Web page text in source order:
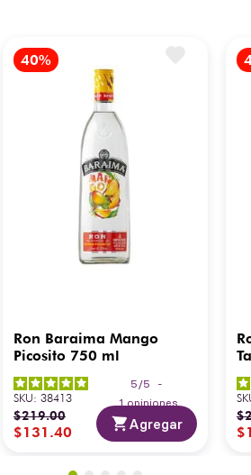
Ron Baraima Mango
Picosito 750 ml
5 /5
-
1 opiniones
SKU: 38413
$219.00
$131 .40 Agregar $
$